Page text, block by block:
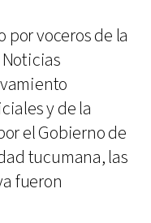
por voceros de la
y de la
el Gobierno de
tucumana, las
fueron